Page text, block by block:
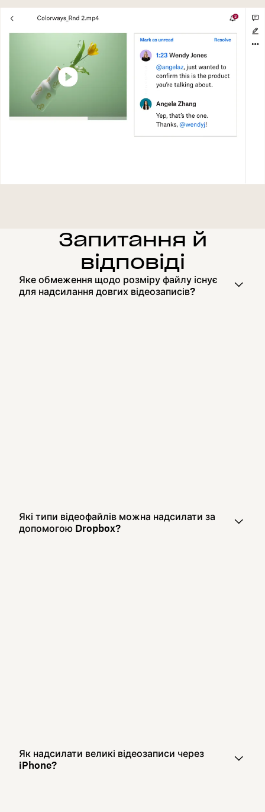
Запитання й
відповіді
Яке обмеження щодо розміру файлу існує
для надсилання довгих відеозаписів?
Які типи відеофайлів можна надсилати за
допомогою Dropbox?
Як надсилати великі відеозаписи через
iPhone?